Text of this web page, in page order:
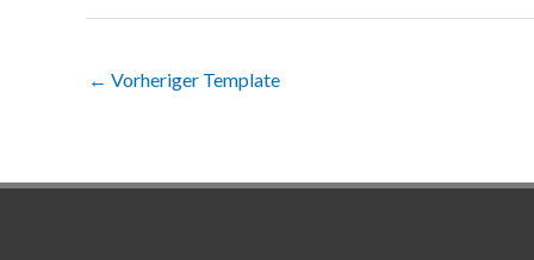
← Vorheriger Template